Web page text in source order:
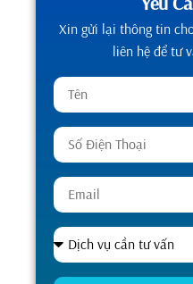
Xin gửi lại thông tin
liên hệ để tư